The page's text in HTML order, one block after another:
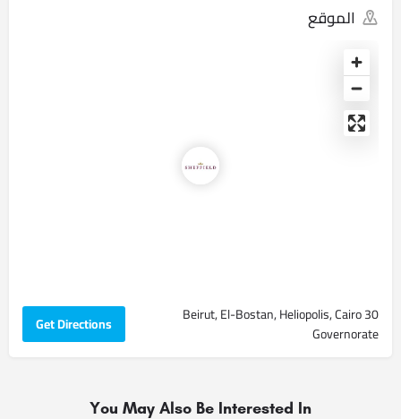
الموقع
30 Beirut, El-Bostan, Heliopolis, Cairo
Governorate
Get Directions
You May Also Be Interested In